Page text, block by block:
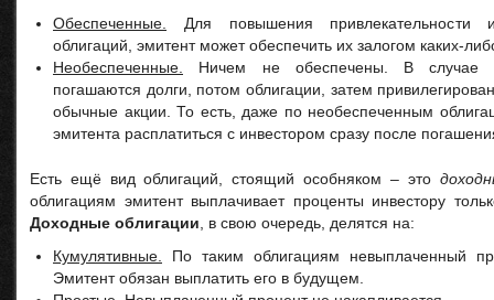
Обеспеченные.
Для повышения привлекательности
облигаций, эмитент может обеспечить их залогом каких-
Необеспеченные.
Ничем не обеспечены. В случае
погашаются долги, потом облигации, затем
обычные акции. То есть, даже по необеспеченным
эмитента расплатиться с инвестором сразу после
Есть ещё вид облигаций, стоящий особняком – это
облигациям эмитент выплачивает проценты инвестору
Доходные облигации , в свою очередь, делятся на:
Кумулятивные.
По таким облигациям невыплаченный
Эмитент обязан выплатить его в будущем.